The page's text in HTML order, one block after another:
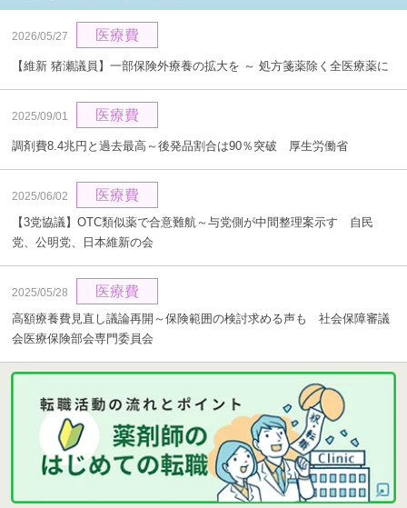
2026/05/27 医療費
【維新 猪瀬議員】一部保険外療養の拡大を ～ 処方箋薬除く全医療薬に
2025/09/01 医療費
調剤費8.4兆円と過去最高～後発品割合は90％突破 厚生労働省
2025/06/02 医療費
【3党協議】OTC類似薬で合意難航～与党側が中間整理案示す 自民
党、公明党、日本維新の会
2025/05/28 医療費
高額療養費見直し議論再開～保険範囲の検討求める声も 社会保障審議
会医療保険部会専門委員会